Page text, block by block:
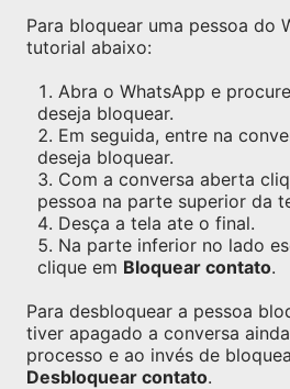
Para bloquear uma pessoa do
tutorial abaixo:
Abra o WhatsApp e
deseja bloquear.
Em seguida, entre na
deseja bloquear.
Com a conversa aberta
pessoa na parte superior da
Desça a tela ate o final.
Na parte inferior no lado
clique em Bloquear contato.
Para desbloquear a pessoa
tiver apagado a conversa
processo e ao invés de
Desbloquear contato.